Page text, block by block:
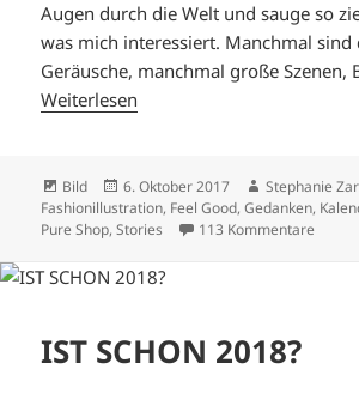
Augen durch die Welt und sauge so
was mich interessiert. Manchmal sind
Geräusche, manchmal große Szenen,
Weiterlesen
Format
Bild
Veröffentlicht
am
6. Oktober 2017 Autor
Stephanie
Fashionillustration, Feel Good,Gedanken,
Pure Shop,Stories 113 Kommentare
IST SCHON 2018?